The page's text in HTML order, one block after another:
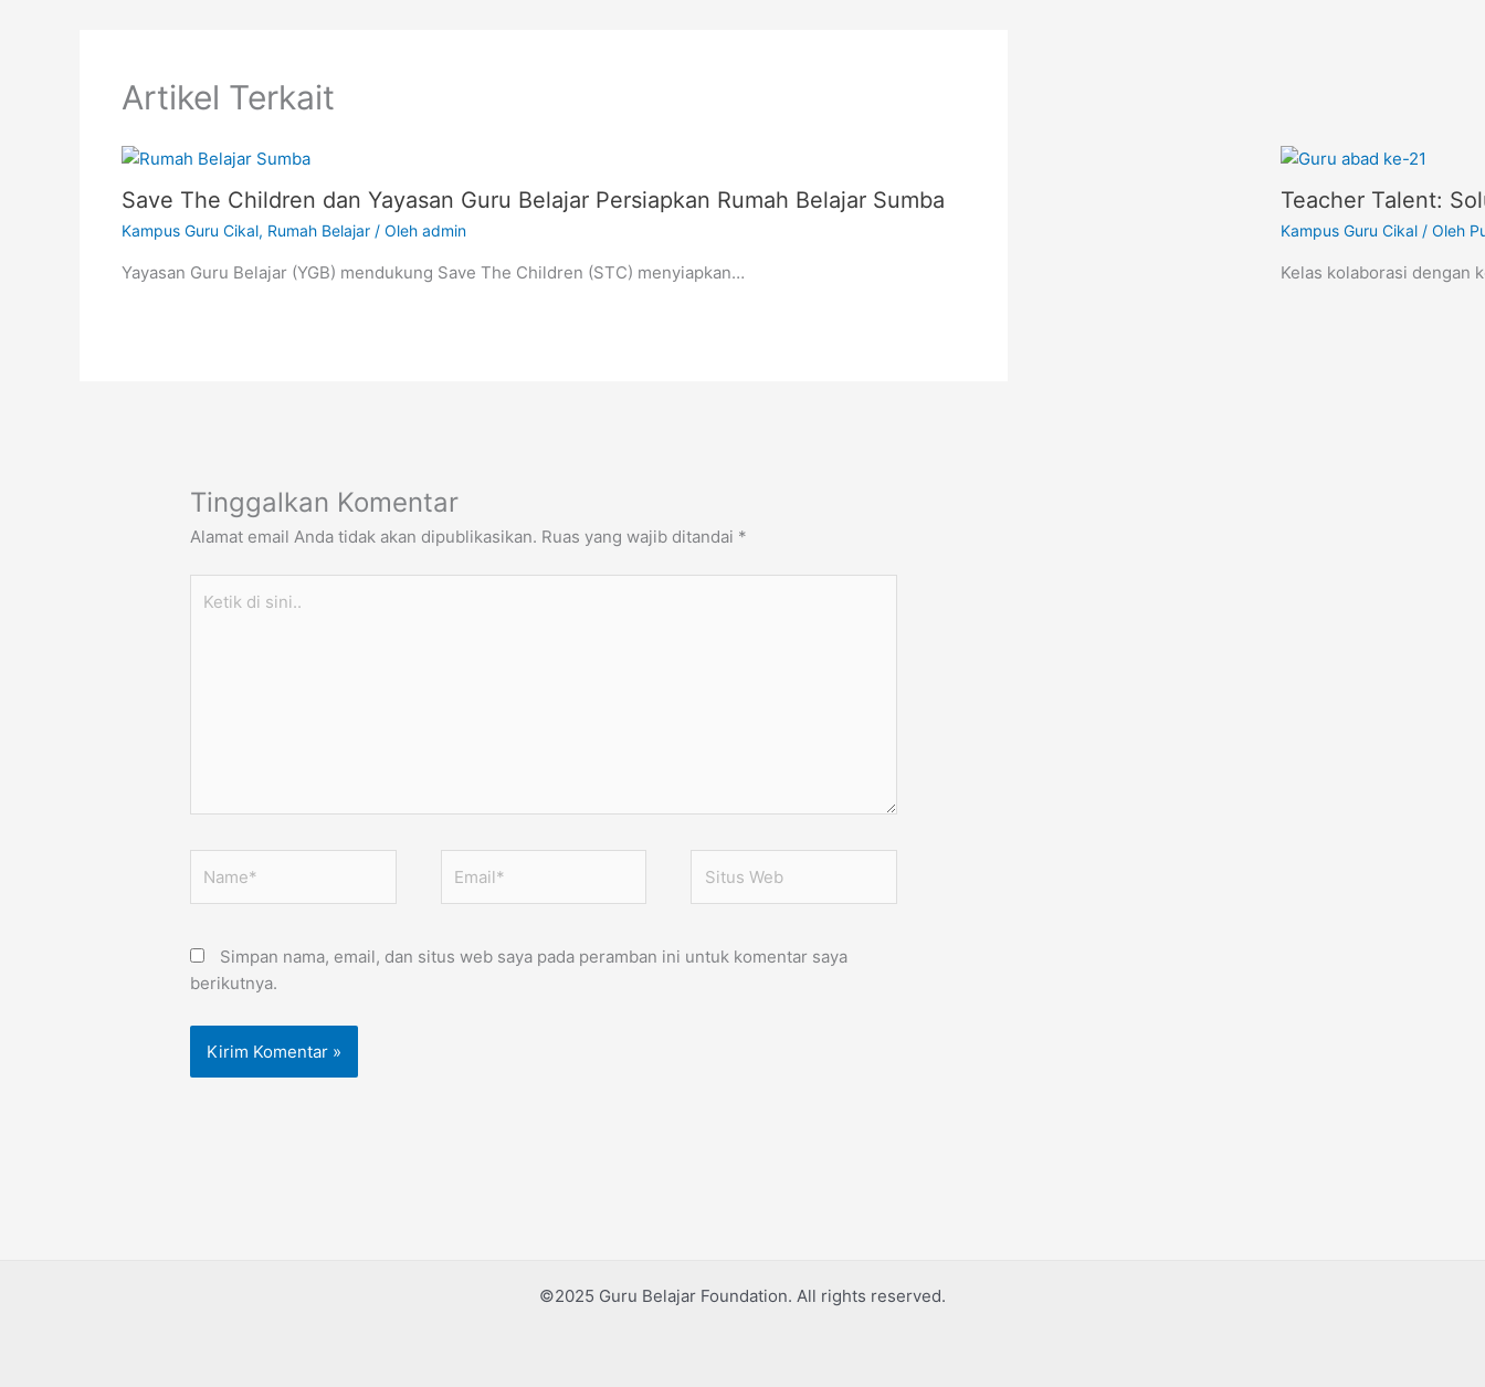
Artikel Terkait
Save The Children dan Yayasan Guru Belajar Persiapkan Rumah Belajar Sumba
Kampus Guru Cikal, Rumah Belajar/ Oleh admin
Yayasan Guru Belajar (YGB) mendukung Save The Children (STC) menyiapkan…
Teacher Talent:
Kampus Guru Cikal/ Oleh
Kelas kolaborasi dengan
Tinggalkan Komentar
Alamat email Anda tidak akan dipublikasikan. Ruas yang wajib ditandai *
Web
Simpan nama, email, dan situs web saya pada peramban ini untuk komentar saya
berikutnya.
©2025 Guru Belajar Foundation. All rights reserved.